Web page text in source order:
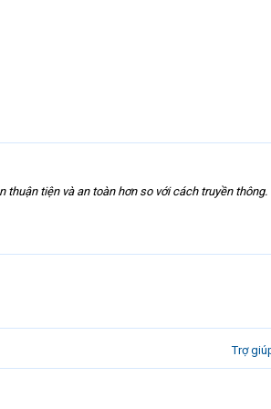
tiện và an toàn hơn so với cách truyền
Trợ